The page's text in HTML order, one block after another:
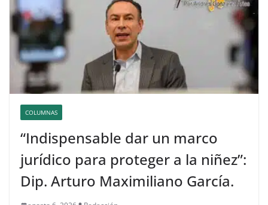
COLUMNAS
“Indispensable dar un marco
jurídico para proteger a la niñez”:
Dip. Arturo Maximiliano García.